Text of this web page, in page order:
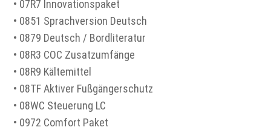
• 07R7 Innovationspaket
• 0851 Sprachversion Deutsch
• 0879 Deutsch / Bordliteratur
• 08R3 COC Zusatzumfänge
• 08R9 Kältemittel
• 08TF Aktiver Fußgängerschutz
• 08WC Steuerung LC
• 0972 Comfort Paket